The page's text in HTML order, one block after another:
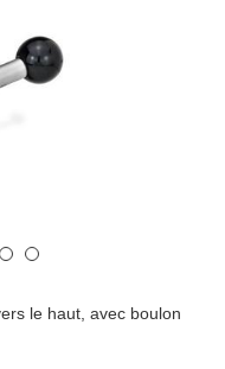
le haut, avec boulon